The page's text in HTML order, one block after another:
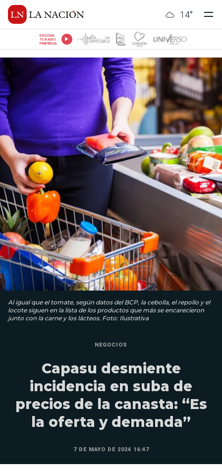
14°
ESCUCHÁ
TU RADIO
PREFERIDA
Al igual que el tomate, según datos del BCP, la cebolla, el repollo y el
locote siguen en la lista de los productos que más se encarecieron
junto con la carne y los lácteos. Foto: Ilustrativa
NEGOCIOS
Capasu desmiente
incidencia en suba de
precios de la canasta: “Es
la oferta y demanda”
7 DE MAYO DE 2024 16:47